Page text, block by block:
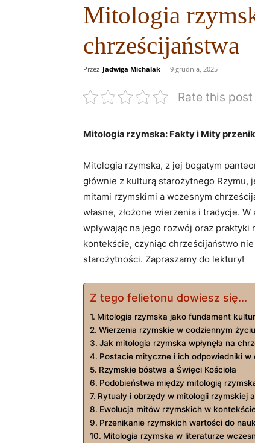
Mitologia
chrześcijaństwa
Przez Jadwiga Michalak - 9 grudnia, 2025
Rate this post
Mitologia rzymska: Fakty i‍ Mity
Mitologia rzymska, ‌z ​jej bogatym
⁢głównie z‍ kulturą starożytnego
mitami⁤ rzymskimi a wczesnym⁤
⁣własne, złożone wierzenia i tradycje.
wpływając ‌na jego rozwój ⁢oraz
⁢kontekście, ⁤czyniąc ⁣chrześcijaństwo
starożytności. Zapraszamy ‌do‌ lektury!
Z tego felietonu dowiesz się...
Mitologia rzymska​ jako fundament
Wierzenia rzymskie ⁢w codziennym
Jak mitologia rzymska​ wpłynęła na
Postacie mityczne i​ ich odpowiedniki ⁤w
Rzymskie‌ bóstwa a Święci ⁢Kościoła
Podobieństwa między ⁤mitologią
Rytuały i‌ obrzędy w mitologii rzymskiej
Ewolucja ⁣mitów rzymskich ‍w‌
Przenikanie rzymskich ‍wartości do
Mitologia rzymska w literaturze